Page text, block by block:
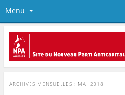
Menu
ARCHIVES MENSUELLES : MAI 2018